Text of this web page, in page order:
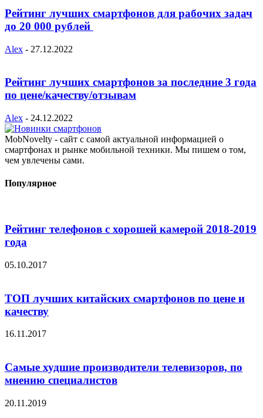
Рейтинг лучших смартфонов для рабочих задач
до 20 000 рублей
Alex - 27.12.2022
Рейтинг лучших смартфонов за последние 3 года
по цене/качеству/отзывам
Alex - 24.12.2022
MobNovelty - сайт с самой актуальной информацией о
смартфонах и рынке мобильной техники. Мы пишем о том,
чем увлечены сами.
Популярное
Рейтинг телефонов с хорошей камерой 2018-2019
года
05.10.2017
ТОП лучших китайских смартфонов по цене и
качеству
16.11.2017
Самые худшие производители телевизоров, по
мнению специалистов
20.11.2019